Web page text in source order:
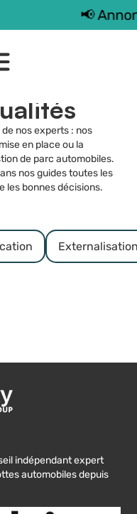
nos experts : nos
en place ou la
de parc automobiles.
nos guides toutes les
les bonnes décisions.
indépendant expert
automobiles depuis
📢